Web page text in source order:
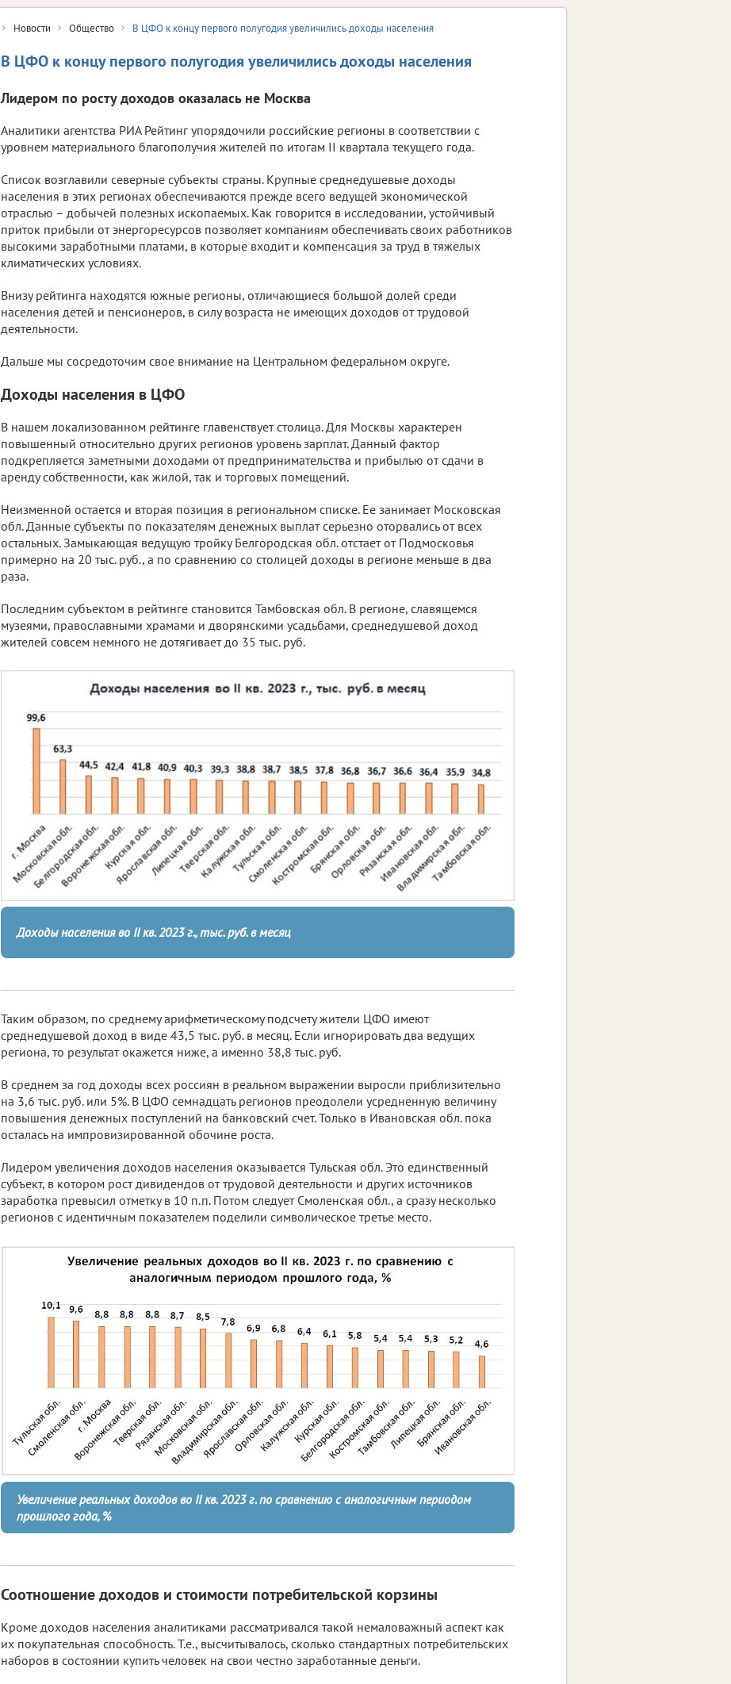
Новости Общество В ЦФО к концу первого полугодия увеличились доходы населения
В ЦФО к концу первого полугодия увеличились доходы населения
Лидером по росту доходов оказалась не Москва
Аналитики агентства РИА Рейтинг упорядочили российские регионы в соответствии с
уровнем материального благополучия жителей по итогам II квартала текущего года.
Список возглавили северные субъекты страны. Крупные среднедушевые доходы
населения в этих регионах обеспечиваются прежде всего ведущей экономической
отраслью – добычей полезных ископаемых. Как говорится в исследовании, устойчивый
приток прибыли от энергоресурсов позволяет компаниям обеспечивать своих работников
высокими заработными платами, в которые входит и компенсация за труд в тяжелых
климатических условиях.
Внизу рейтинга находятся южные регионы, отличающиеся большой долей среди
населения детей и пенсионеров, в силу возраста не имеющих доходов от трудовой
деятельности.
Дальше мы сосредоточим свое внимание на Центральном федеральном округе.
Доходы населения в ЦФО
В нашем локализованном рейтинге главенствует столица. Для Москвы характерен
повышенный относительно других регионов уровень зарплат. Данный фактор
подкрепляется заметными доходами от предпринимательства и прибылью от сдачи в
аренду собственности, как жилой, так и торговых помещений.
Неизменной остается и вторая позиция в региональном списке. Ее занимает Московская
обл. Данные субъекты по показателям денежных выплат серьезно оторвались от всех
остальных. Замыкающая ведущую тройку Белгородская обл. отстает от Подмосковья
примерно на 20 тыс. руб., а по сравнению со столицей доходы в регионе меньше в два
раза.
Последним субъектом в рейтинге становится Тамбовская обл. В регионе, славящемся
музеями, православными храмами и дворянскими усадьбами, среднедушевой доход
жителей совсем немного не дотягивает до 35 тыс. руб.
Доходы населения во II кв. 2023 г., тыс. руб. в месяц
Таким образом, по среднему арифметическому подсчету жители ЦФО имеют
среднедушевой доход в виде 43,5 тыс. руб. в месяц. Если игнорировать два ведущих
региона, то результат окажется ниже, а именно 38,8 тыс. руб.
В среднем за год доходы всех россиян в реальном выражении выросли приблизительно
на 3,6 тыс. руб. или 5%. В ЦФО семнадцать регионов преодолели усредненную величину
повышения денежных поступлений на банковский счет. Только в Ивановская обл. пока
осталась на импровизированной обочине роста.
Лидером увеличения доходов населения оказывается Тульская обл. Это единственный
субъект, в котором рост дивидендов от трудовой деятельности и других источников
заработка превысил отметку в 10 п.п. Потом следует Смоленская обл., а сразу несколько
регионов с идентичным показателем поделили символическое третье место.
Увеличение реальных доходов во II кв. 2023 г. по сравнению с аналогичным периодом
прошлого года, %
Соотношение доходов и стоимости потребительской корзины
Кроме доходов населения аналитиками рассматривался такой немаловажный аспект как
их покупательная способность. Т.е., высчитывалось, сколько стандартных потребительских
наборов в состоянии купить человек на свои честно заработанные деньги.